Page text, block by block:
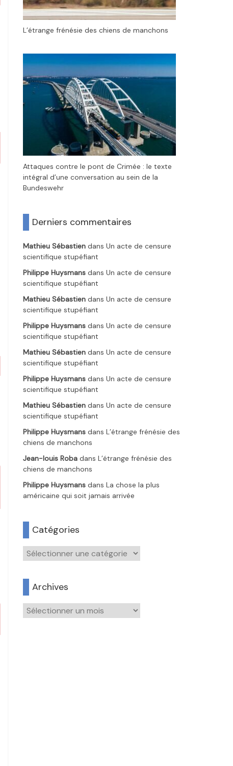
L’étrange frénésie des chiens de manchons
Attaques contre le pont de Crimée : le texte
intégral d’une conversation au sein de la
Bundeswehr
Derniers commentaires
Mathieu Sébastien dans Un acte de censure
scientifique stupéfiant
Philippe Huysmans dans Un acte de censure
scientifique stupéfiant
Mathieu Sébastien dans Un acte de censure
scientifique stupéfiant
Philippe Huysmans dans Un acte de censure
scientifique stupéfiant
Mathieu Sébastien dans Un acte de censure
scientifique stupéfiant
Philippe Huysmans dans Un acte de censure
scientifique stupéfiant
Mathieu Sébastien dans Un acte de censure
scientifique stupéfiant
Philippe Huysmans dans L’étrange frénésie des
chiens de manchons
Jean-louis Roba dans L’étrange frénésie des
chiens de manchons
Philippe Huysmans dans La chose la plus
américaine qui soit jamais arrivée
Catégories
Catégories
Archives
Archives